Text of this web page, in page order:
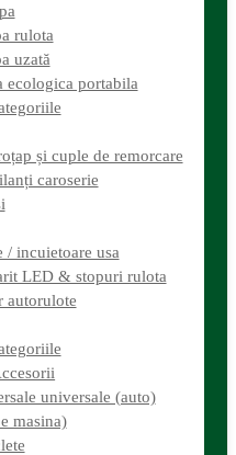
TV
și cuple de remorcare
caroserie
usa
LED & stopuri rulota
Accesorii
universale (auto)
rulota
uzată
ecologica portabila
și cuple de remorcare
caroserie
/ incuietoare usa
LED & stopuri rulota
autorulote
universale (auto)
masina)